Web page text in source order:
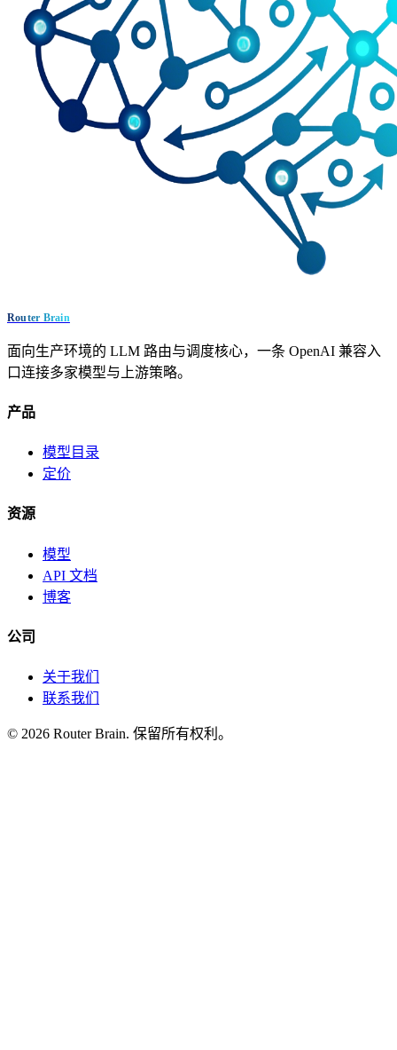
Router Brain
面向生产环境的 LLM 路由与调度核心，一条 OpenAI 兼容入
口连接多家模型与上游策略。
产品
模型目录
定价
资源
模型
API 文档
博客
公司
关于我们
联系我们
© 2026 Router Brain. 保留所有权利。